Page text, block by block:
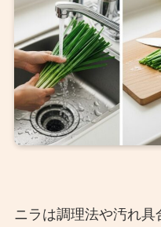
ニラは調理法や汚れ具